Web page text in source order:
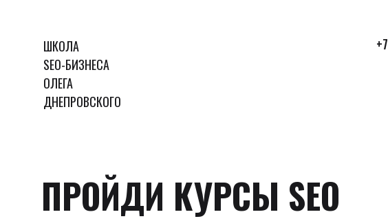
ШКОЛА
SEO-БИЗНЕСА
ОЛЕГА
ДНЕПРОВСКОГО
ПРОЙДИ КУРСЫ SEO